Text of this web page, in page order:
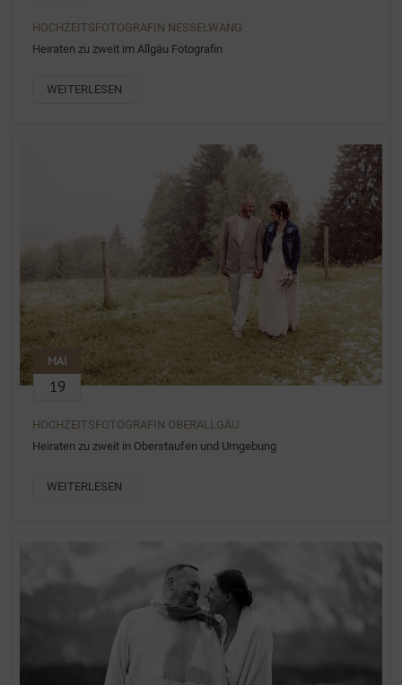
HOCHZEITSFOTOGRAFIN NESSELWANG
Heiraten zu zweit im Allgäu Fotografin
WEITERLESEN
MAI
19
HOCHZEITSFOTOGRAFIN OBERALLGÄU
Heiraten zu zweit in Oberstaufen und Umgebung
WEITERLESEN